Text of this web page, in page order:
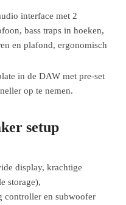
interface met 2
bass traps in hoeken,
en plafond, ergonomisch
in de DAW met pre-set
op te nemen.
setup
display, krachtige
storage),
controller en subwoofer